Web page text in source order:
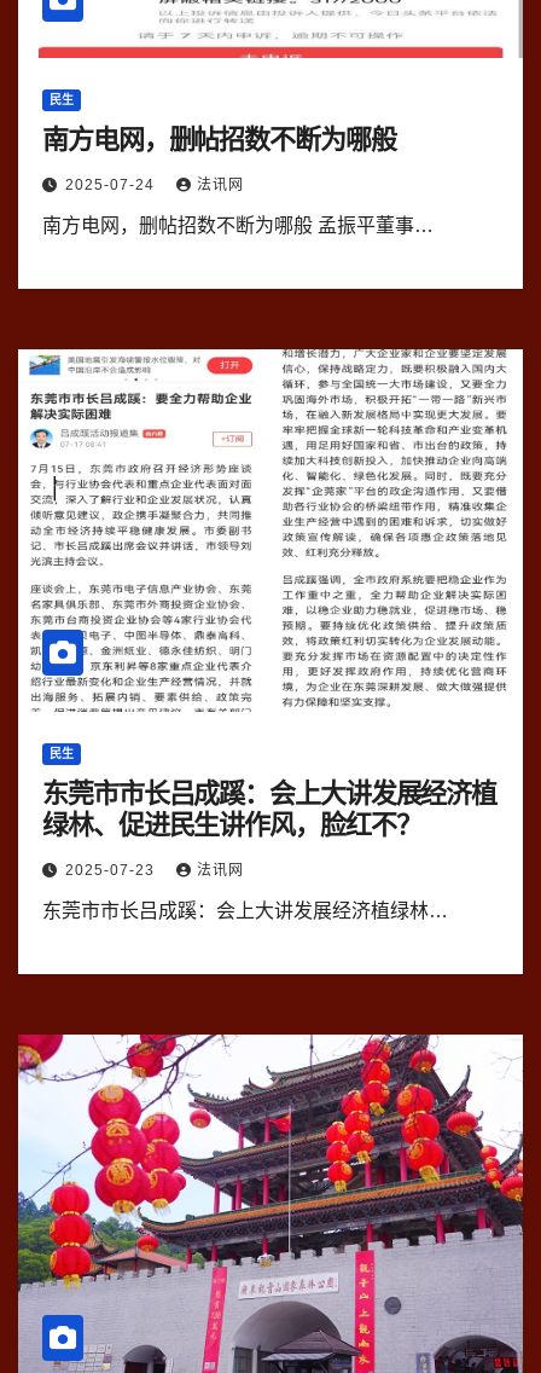
民生
南方电网，删帖招数不断为哪般
2025-07-24 法讯网
南方电网，删帖招数不断为哪般 孟振平董事…
民生
东莞市市长吕成蹊：会上大讲发展经济植
绿林、促进民生讲作风，脸红不？
2025-07-23 法讯网
东莞市市长吕成蹊：会上大讲发展经济植绿林…